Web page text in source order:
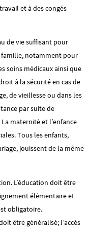
et à des congés
de vie suffisant pour
famille, notamment pour
soins médicaux ainsi que
à la sécurité en cas de
de vieillesse ou dans les
par suite de
maternité et l’enfance
Tous les enfants,
jouissent de la même
L’éducation doit être
élémentaire et
obligatoire.
être généralisé; l’accès